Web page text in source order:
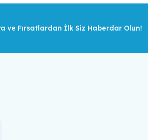
ve Fırsatlardan İlk Siz Haberdar Olun!